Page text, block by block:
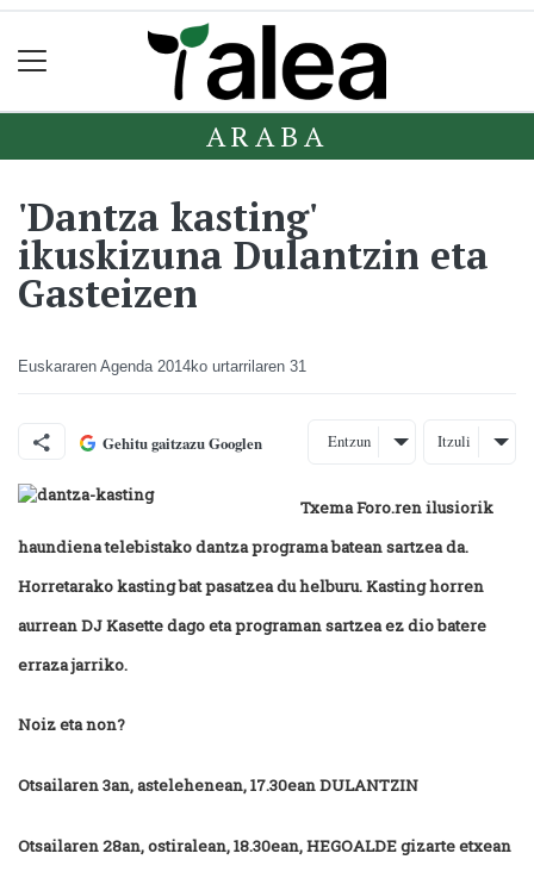
ARABA
'Dantza kasting'
ikuskizuna Dulantzin eta
Gasteizen
Euskararen Agenda 2014ko urtarrilaren 31
Gehitu gaitzazu Googlen Entzun Itzuli
Txema Foro.ren ilusiorik
haundiena telebistako dantza programa batean sartzea da.
Horretarako kasting bat pasatzea du helburu. Kasting horren
aurrean DJ Kasette dago eta programan sartzea ez dio batere
erraza jarriko.
Noiz eta non?
Otsailaren 3an, astelehenean, 17.30ean DULANTZIN
Otsailaren 28an, ostiralean, 18.30ean, HEGOALDE gizarte etxean